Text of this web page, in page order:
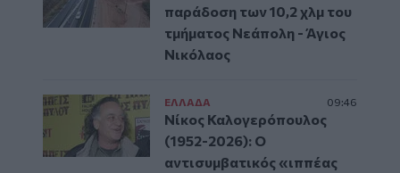
παράδοση των 10,2 χλμ του
τμήματος Νεάπολη - Άγιος
Νικόλαος
ΕΛΛAΔΑ 09:46
Νίκος Καλογερόπουλος
(1952-2026): O
αντισυμβατικός «ιππέας